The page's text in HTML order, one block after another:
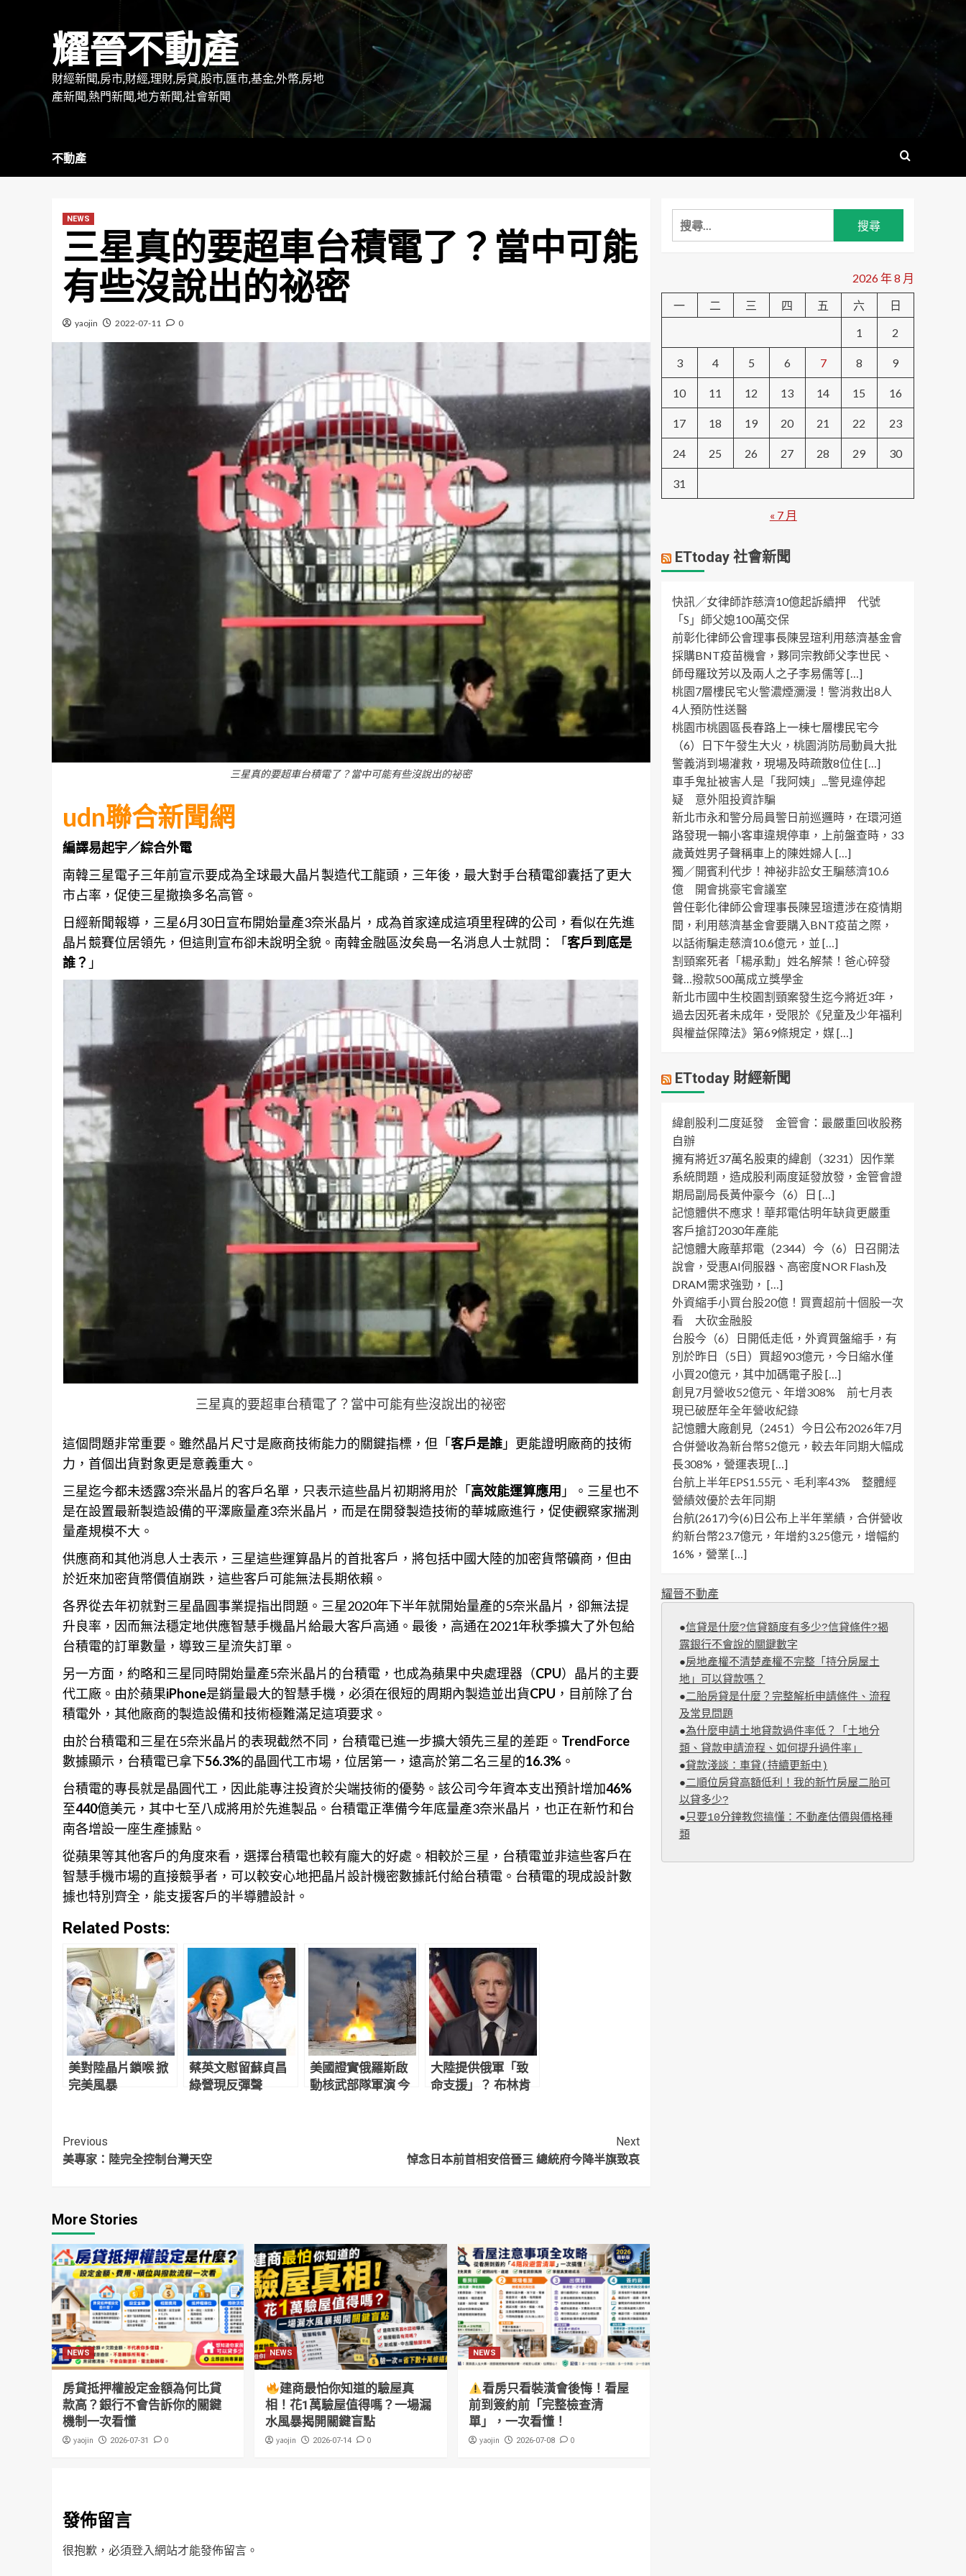
耀晉不動產
財經新聞,房市,財經,理財,房貸,股市,匯市,基金,外幣,房地
產新聞,熱門新聞,地方新聞,社會新聞
不動產
NEWS
三星真的要超車台積電了？當中可能
有些沒說出的祕密
yaojin 2022-07-11 0
三星真的要超車台積電了？當中可能有些沒說出的祕密
udn聯合新聞網
編譯易起宇／綜合外電
南韓三星電子三年前宣示要成為全球最大晶片製造代工龍頭，三年後，最大對手台積電卻囊括了更大
市占率，促使三星撤換多名高管。
日經新聞報導，三星6月30日宣布開始量產3奈米晶片，成為首家達成這項里程碑的公司，看似在先進
晶片競賽位居領先，但這則宣布卻未說明全貌。南韓金融區汝矣島一名消息人士就問：「客戶到底是
誰？ 」
三星真的要超車台積電了？當中可能有些沒說出的祕密
這個問題非常重要。雖然晶片尺寸是廠商技術能力的關鍵指標，但「客戶是誰 」更能證明廠商的技術
力，首個出貨對象更是意義重大。
三星迄今都未透露3奈米晶片的客戶名單，只表示這些晶片初期將用於「高效能運算應用 」。 三星也不
是在設置最新製造設備的平澤廠量產3奈米晶片，而是在開發製造技術的華城廠進行，促使觀察家揣測
量產規模不大。
供應商和其他消息人士表示， 三星這些運算晶片的首批客戶，將包括中國大陸的加密貨幣礦商，但由
於近來加密貨幣價值崩跌，這些客戶可能無法長期依賴。
各界從去年初就對三星晶圓事業提指出問題。三星2020年下半年就開始量產的5奈米晶片，卻無法提
升良率，因而無法穩定地供應智慧手機晶片給最大客戶高通。最後，高通在2021年秋季擴大了外包給
台積電的訂單數量，導致三星流失訂單。
另一方面，約略和三星同時開始量產5奈米晶片的台積電，也成為蘋果中央處理器（CPU）晶片的主要
代工廠。由於蘋果iPhone是銷量最大的智慧手機，必須在很短的周期內製造並出貨CPU ，目前除了台
積電外，其他廠商的製造設備和技術極難滿足這項要求。
由於台積電和三星在5奈米晶片的表現截然不同，台積電已進一步擴大領先三星的差距。 TrendForce
數據顯示，台積電已拿下56.3%的晶圓代工市場，位居第一，遠高於第二名三星的16.3% 。
台積電的專長就是晶圓代工，因此能專注投資於尖端技術的優勢。該公司今年資本支出預計增加46%
至440億美元，其中七至八成將用於先進製品。台積電正準備今年底量產3奈米晶片，也正在新竹和台
南各增設一座生產據點。
從蘋果等其他客戶的角度來看，選擇台積電也較有龐大的好處。相較於三星 ，台積電並非這些客戶在
智慧手機市場的直接競爭者，可以較安心地把晶片設計機密數據託付給台積電。台積電的現成設計數
據也特別齊全，能支援客戶的半導體設計。
Related Posts:
美對陸晶片鎖喉 掀
完美風暴
蔡英文慰留蘇貞昌
綠營現反彈聲
美國證實俄羅斯啟
動核武部隊軍演 今
大陸提供俄軍「致
命支援」？ 布林肯
Continue
Reading
Previous
美專家：陸完全控制台灣天空
Next
悼念日本前首相安倍晉三 總統府今降半旗致哀
More Stories
NEWS
房貸抵押權設定金額為何比貸
款高？銀行不會告訴你的關鍵
機制一次看懂
yaojin 2026-07-31 0
NEWS
建商最怕你知道的驗屋真
相！花1萬驗屋值得嗎？一場漏
水風暴揭開關鍵盲點
yaojin 2026-07-14 0
NEWS
看房只看裝潢會後悔！看屋
前到簽約前「完整檢查清
單」，一次看懂！
yaojin 2026-07-08 0
發佈留言
很抱歉，必須登入網站才能發佈留言。
搜
尋
字:
2026 年 8 月
一
二 三 四 五 六
日
1
2
3 4 5 6 7 8 9
10 11 12 13 14 15 16
17 18 19 20 21 22 23
24 25 26 27 28 29 30
31
« 7 月
ETtoday 社會新聞
快訊／女律師詐慈濟10億起訴續押 代號
「S」師父媳100萬交保
前彰化律師公會理事長陳昱瑄利用慈濟基金會
採購BNT疫苗機會，夥同宗教師父李世民、
師母羅玟芳以及兩人之子李易儒等 […]
桃園7層樓民宅火警濃煙瀰漫！警消救出8人
4人預防性送醫
桃園市桃園區長春路上一棟七層樓民宅今
（6）日下午發生大火，桃園消防局動員大批
警義消到場灌救，現場及時疏散8位住 […]
車手鬼扯被害人是「我阿姨」...警見違停起
疑 意外阻投資詐騙
新北市永和警分局員警日前巡邏時，在環河道
路發現一輛小客車違規停車，上前盤查時，33
歲黃姓男子聲稱車上的陳姓婦人 […]
獨／開賓利代步！神祕非訟女王騙慈濟10.6
億 開會挑豪宅會議室
曾任彰化律師公會理事長陳昱瑄遭涉在疫情期
間，利用慈濟基金會要購入BNT疫苗之際，
以話術騙走慈濟10.6億元，並 […]
割頸案死者「楊承勳」姓名解禁！爸心碎發
聲…撥款500萬成立獎學金
新北市國中生校園割頸案發生迄今將近3年，
過去因死者未成年，受限於《兒童及少年福利
與權益保障法》第69條規定，媒 […]
ETtoday 財經新聞
緯創股利二度延發 金管會：最嚴重回收股務
自辦
擁有將近37萬名股東的緯創（3231）因作業
系統問題，造成股利兩度延發放發，金管會證
期局副局長黃仲豪今（6）日 […]
記憶體供不應求！華邦電估明年缺貨更嚴重
客戶搶訂2030年產能
記憶體大廠華邦電（2344）今（6）日召開法
說會，受惠AI伺服器、高密度NOR Flash及
DRAM需求強勁， […]
外資縮手小買台股20億！買賣超前十個股一次
看 大砍金融股
台股今（6）日開低走低，外資買盤縮手，有
別於昨日（5日）買超903億元，今日縮水僅
小買20億元，其中加碼電子股 […]
創見7月營收52億元、年增308% 前七月表
現已破歷年全年營收紀錄
記憶體大廠創見（2451）今日公布2026年7月
合併營收為新台幣52億元，較去年同期大幅成
長308%，營運表現 […]
台航上半年EPS1.55元、毛利率43% 整體經
營績效優於去年同期
台航(2617)今(6)日公布上半年業績，合併營收
約新台幣23.7億元，年增約3.25億元，增幅約
16%，營業 […]
耀晉不動產
●信貸是什麼?信貸額度有多少?信貸條件?揭
露銀行不會說的關鍵數字
●房地產權不清楚產權不完整「持分房屋土
地」可以貸款嗎？
●二胎房貸是什麼？完整解析申請條件、流程
及常見問題
●為什麼申請土地貸款過件率低？「土地分
類、貸款申請流程、如何提升過件率」
●貸款淺談：車貸(持續更新中)
●二順位房貸高額低利！我的新竹房屋二胎可
以貸多少?
●只要10分鐘教您搞懂：不動產估價與價格種
類